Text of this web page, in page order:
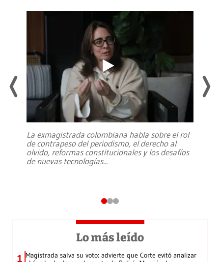
La exmagistrada colombiana habla sobre el rol
de contrapeso del periodismo, el derecho al
olvido, reformas constitucionales y los desafíos
de nuevas tecnologías...
Lo más leído
1 Magistrada salva su voto: advierte que Corte evitó analizar